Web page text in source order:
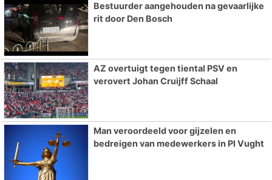
Bestuurder aangehouden na gevaarlijke
rit door Den Bosch
AZ overtuigt tegen tiental PSV en
verovert Johan Cruijff Schaal
Man veroordeeld voor gijzelen en
bedreigen van medewerkers in PI Vught